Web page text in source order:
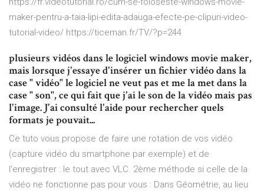
maker-pentru-a-taia-lipi-edita-adauga-efecte-pe-clipuri-video-
tutorial-video/ https://ticeman.fr/TV/?p=244
plusieurs vidéos dans le logiciel windows movie maker,
mais lorsque j'essaye d'insérer un fichier vidéo dans la
case " vidéo" le logiciel ne veut pas et me la met dans la
case " son", ce qui fait que j'ai le son de la vidéo mais pas
l'image. J'ai consulté l'aide pour rechercher quels
formats je pouvait...
Ce tuto vous propose de faire une rotation de vos vidéo
(capture vidéo du smartphone par exemple) et de
l'enregistrer : le tout avec VLC. 2ème méthode si celle de la
vidéo ne fonctionne pas pour vous : Dans Géométrie, au lieu